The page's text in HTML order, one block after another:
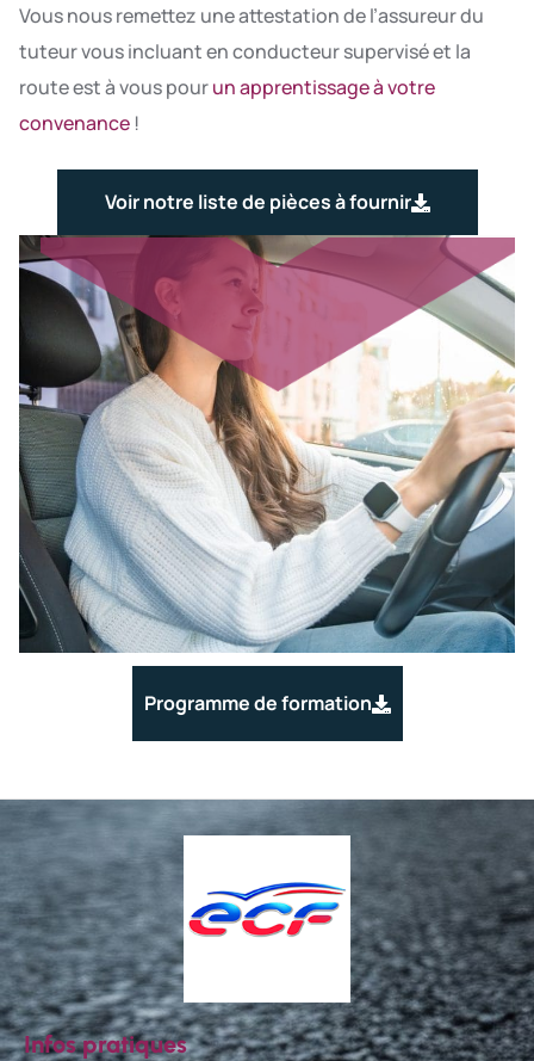
Programme de formation
Vous nous remettez une attestation de l’assureur du
tuteur vous incluant en conducteur supervisé et la
route est à vous pourun apprentissage à votre
convenance !
Voir notre liste de pièces à fournir
Infos pratiques